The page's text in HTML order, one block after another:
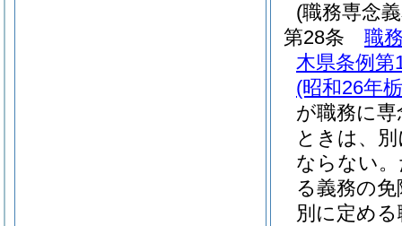
(職務専念
第28条
職
木県条例第
(昭和26年
が職務に
ときは、
ならない。
る義務の
別に定め